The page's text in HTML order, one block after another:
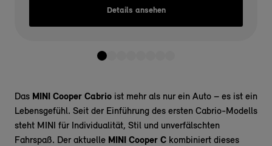
Details ansehen
Das MINI Cooper Cabrio ist mehr als nur ein Auto – es ist ein
Lebensgefühl. Seit der Einführung des ersten Cabrio-Modells
steht MINI für Individualität, Stil und unverfälschten
Fahrspaß. Der aktuelle MINI Cooper C kombiniert dieses